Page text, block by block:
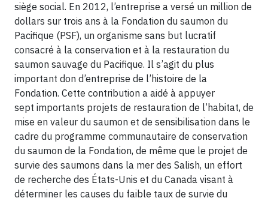
siège social. En 2012, l’entreprise a versé un million de
dollars sur trois ans à la Fondation du saumon du
Pacifique (PSF), un organisme sans but lucratif
consacré à la conservation et à la restauration du
saumon sauvage du Pacifique. Il s’agit du plus
important don d’entreprise de l’histoire de la
Fondation. Cette contribution a aidé à appuyer
sept importants projets de restauration de l’habitat, de
mise en valeur du saumon et de sensibilisation dans le
cadre du programme communautaire de conservation
du saumon de la Fondation, de même que le projet de
survie des saumons dans la mer des Salish, un effort
de recherche des États-Unis et du Canada visant à
déterminer les causes du faible taux de survie du